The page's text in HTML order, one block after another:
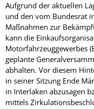
Aufgrund der aktuellen
und den vom Bundesrat
Maßnahmen zur
kann die
Motorfahrzeuggewerbes
geplante
abhalten. Vor diesem
in seiner Sitzung Ende
in Interlaken abzusagen
mittels